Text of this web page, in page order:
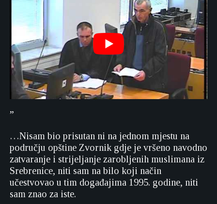
”
…Nisam bio prisutan ni na jednom mjestu na
području opštine Zvornik gdje je vršeno navodno
zatvaranje i strijeljanje zarobljenih muslimana iz
Srebrenice, niti sam na bilo koji način
učestvovao u tim događajima 1995. godine, niti
sam znao za iste.